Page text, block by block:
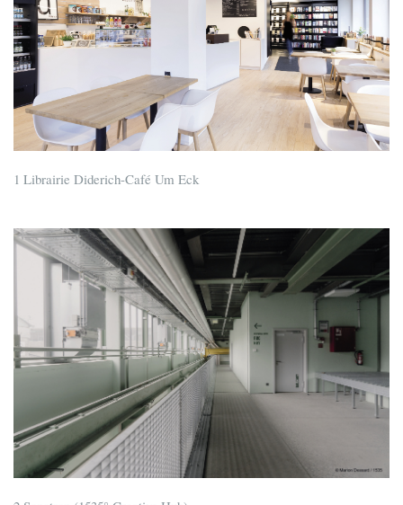
1 Librairie Diderich-Café Um Eck